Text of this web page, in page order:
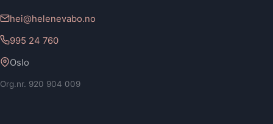
hei@helenevabo.no
995 24 760
Oslo
Org.nr. 920 904 009